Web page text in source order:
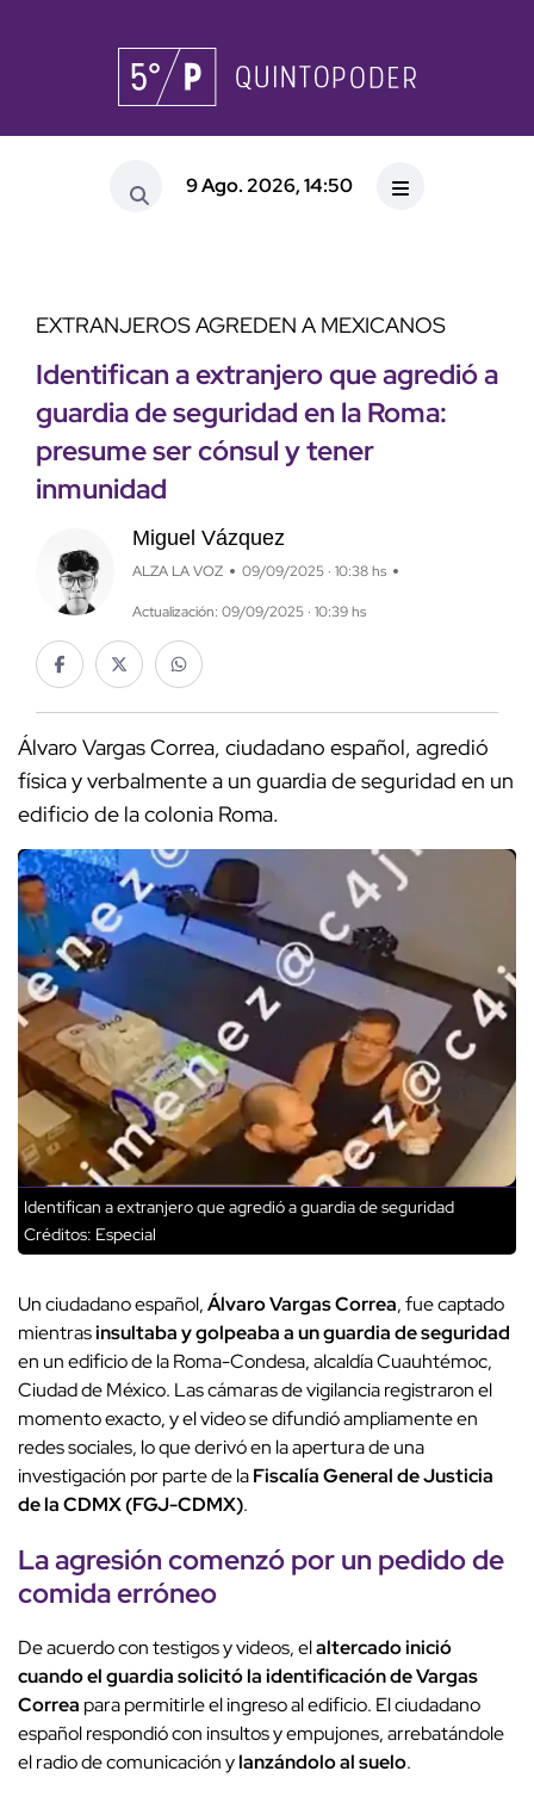
9 Ago. 2026, 14:50
EXTRANJEROS AGREDEN A MEXICANOS
Identifican a extranjero que agredió a
guardia de seguridad en la Roma:
presume ser cónsul y tener
inmunidad
Miguel Vázquez
ALZA LA VOZ 09/09/2025 · 10:38 hs
Actualización: 09/09/2025 · 10:39 hs
Álvaro Vargas Correa, ciudadano español, agredió
física y verbalmente a un guardia de seguridad en un
edificio de la colonia Roma.
Identifican a extranjero que agredió a guardia de seguridad
Créditos: Especial
Un ciudadano español,Álvaro Vargas Correa, fue captado
mientrasinsultaba y golpeaba a un guardia de seguridad
en un edificio de la Roma-Condesa, alcaldía Cuauhtémoc,
Ciudad de México. Las cámaras de vigilancia registraron el
momento exacto, y el video se difundió ampliamente en
redes sociales, lo que derivó en la apertura de una
investigación por parte de laFiscalía General de Justicia
de la CDMX (FGJ-CDMX).
Laagresión comenzó por un pedido de
comida erróneo
De acuerdo con testigos y videos, elaltercado inició
cuando el guardia solicitó la identificación de Vargas
Correa para permitirle el ingreso al edificio. El ciudadano
español respondió con insultos y empujones, arrebatándole
el radio de comunicación ylanzándolo al suelo.